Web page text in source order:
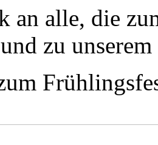
an alle, die
zu